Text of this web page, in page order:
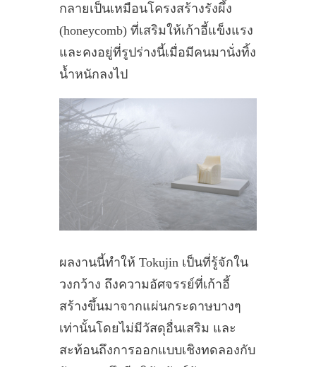
กลายเป็นเหมือนโครงสร้างรังผึ้ง
(honeycomb) ที่เสริมให้เก้าอี้แข็งแรง
และคงอยู่ที่รูปร่างนี้เมื่อมีคนมานั่งทิ้ง
น้ำหนักลงไป
ผลงานนี้ทำให้ Tokujin เป็นที่รู้จักใน
วงกว้าง ถึงความอัศจรรย์ที่เก้าอี้
สร้างขึ้นมาจากแผ่นกระดาษบางๆ
เท่านั้นโดยไม่มีวัสดุอื่นเสริม และ
สะท้อนถึงการออกแบบเชิงทดลองกับ